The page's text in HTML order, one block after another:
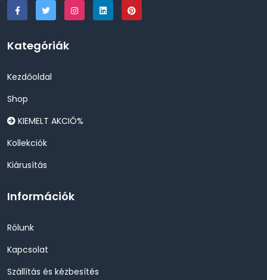
Kategóriák
Kezdőoldal
Shop
KIEMELT AKCIÓ%
Kollekciók
Kiárusítás
Információk
Rólunk
Kapcsolat
Szállítás és kézbesítés